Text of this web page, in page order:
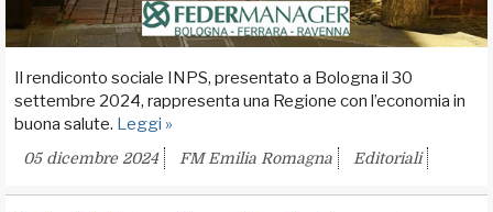
Il rendiconto sociale INPS, presentato a Bologna il 30
settembre 2024, rappresenta una Regione con l’economia in
buona salute. Leggi »
05 dicembre 2024 FM Emilia Romagna Editoriali